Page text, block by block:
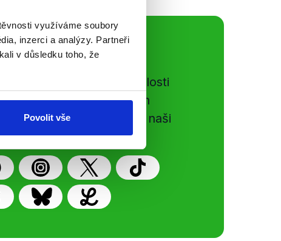
využíváme soubory
inzerci a analýzy. Partneři
v důsledku toho, že
Povolit vše
sítě
si ujít nejnovější události
Sdílením našich
přátelům podpoříte naši